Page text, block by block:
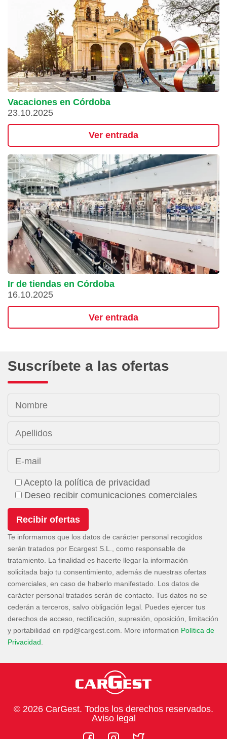
Vacaciones en Córdoba
23.10.2025
Ver entrada
Ir de tiendas en Córdoba
16.10.2025
Ver entrada
Suscríbete a las ofertas
Nombre
Apellidos
E-mail
Acepto la política de privacidad
Deseo recibir comunicaciones comerciales
Te informamos que los datos de carácter personal recogidos
serán tratados por Ecargest S.L., como responsable de
tratamiento. La finalidad es hacerte llegar la información
solicitada bajo tu consentimiento, además de nuestras ofertas
comerciales, en caso de haberlo manifestado. Los datos de
carácter personal tratados serán de contacto. Tus datos no se
cederán a terceros, salvo obligación legal. Puedes ejercer tus
derechos de acceso, rectificación, supresión, oposición, limitación
y portabilidad en
. More information Política de
Privacidad
© 2026 CarGest. Todos los derechos reservados.
Aviso legal